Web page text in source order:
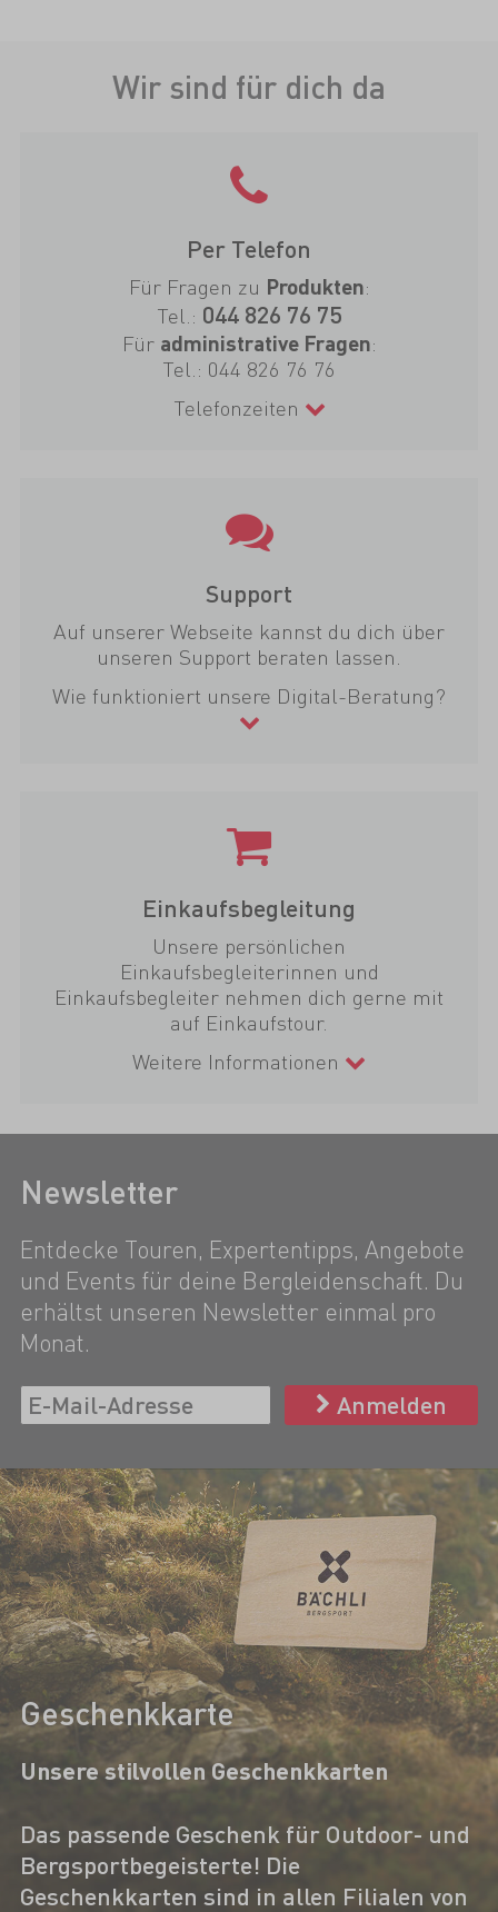
Wir sind für dich da
Per Telefon
Für Fragen zu Produkten:
Tel.: 044 826 76 75
Für administrative Fragen:
Tel.: 044 826 76 76
Telefonzeiten
Support
Auf unserer Webseite kannst du dich über
unseren Support beraten lassen.
Wie funktioniert unsere Digital-Beratung?
Einkaufsbegleitung
Unsere persönlichen
Einkaufsbegleiterinnen und
Einkaufsbegleiter nehmen dich gerne mit
auf Einkaufstour.
Weitere Informationen
Newsletter
Entdecke Touren, Expertentipps, Angebote
und Events für deine Bergleidenschaft. Du
erhältst unseren Newsletter einmal pro
Monat.
Anmelden
Geschenkkarte
Unsere stilvollen Geschenkkarten
Das passende Geschenk für Outdoor- und
Bergsportbegeisterte! Die
Geschenkkarten sind in allen Filialen von